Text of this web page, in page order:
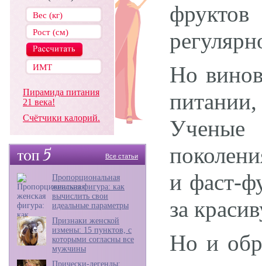
Пирамида питания
21 века!
Счётчики калорий.
Все статьи
Пропорциональная
женская фигура: как
вычислить свои
идеальные параметры
Признаки женской
измены: 15 пунктов, с
которыми согласны все
мужчины
Прически-легенды:
Но
Ученые
и фаст-
за
Но и